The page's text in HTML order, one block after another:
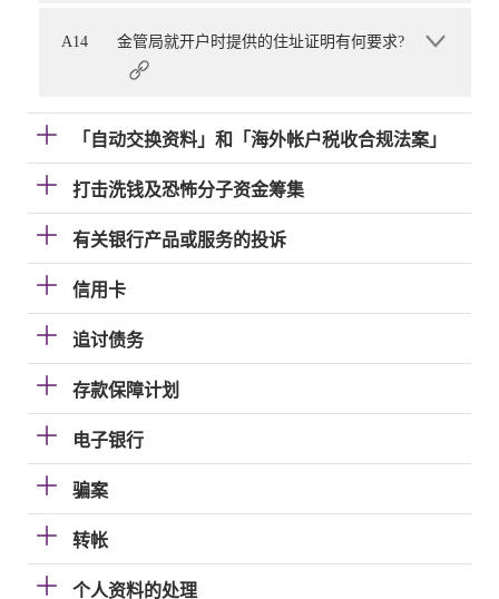
A14 金管局就开户时提供的住址证明有何要求?
「自动交换资料」和「海外帐户税收合规法案」
打击洗钱及恐怖分子资金筹集
有关银行产品或服务的投诉
信用卡
追讨债务
存款保障计划
电子银行
骗案
转帐
个人资料的处理